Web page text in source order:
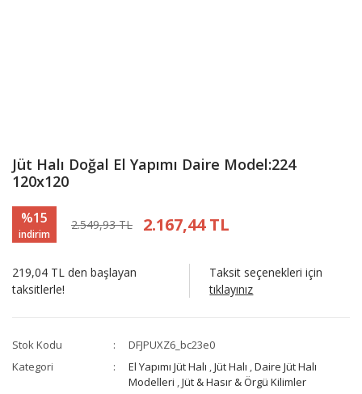
Jüt Halı Doğal El Yapımı Daire Model:224
120x120
%15
indirim
2.549,93 TL 2.167,44 TL
219,04 TL den başlayan
taksitlerle!
Taksit seçenekleri için
tıklayınız
Stok Kodu
DFJPUXZ6_bc23e0
Kategori
El Yapımı Jüt Halı ,Jüt Halı ,Daire Jüt Halı
Modelleri ,Jüt & Hasır & Örgü Kilimler